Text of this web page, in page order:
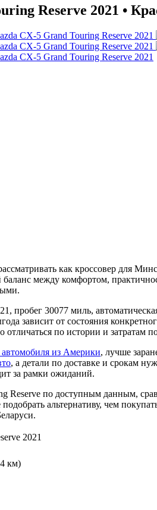
Reserve 2021 •
как кроссовер для
между комфортом,
пробег 30077 миль,
зависит от состояния
по истории и затратам
автомобиля из Америки, лучше
, а детали по доставке и срокам
за рамки ожиданий.
по доступным данным,
альтернативу, чем
2021
км)